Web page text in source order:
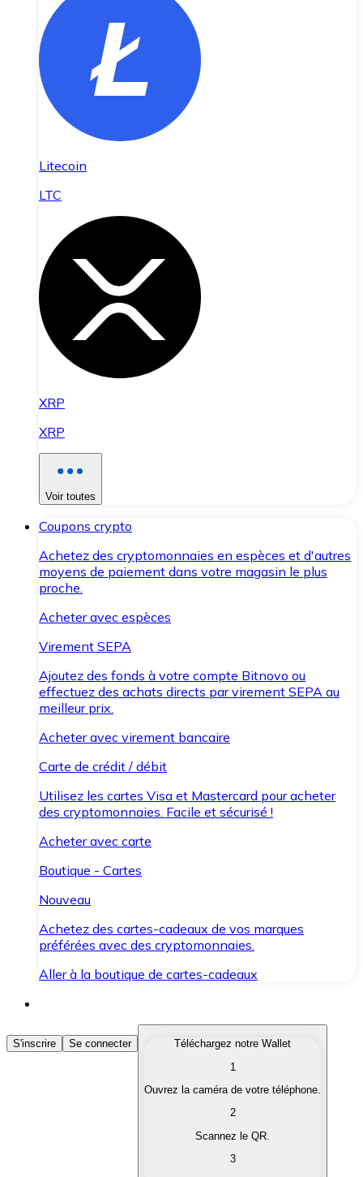
Litecoin
LTC
XRP
XRP
Voir toutes
Coupons crypto
Achetez des cryptomonnaies en espèces et d'autres
moyens de paiement dans votre magasin le plus
proche.
Acheter avec espèces
Virement SEPA
Ajoutez des fonds à votre compte Bitnovo ou
effectuez des achats directs par virement SEPA au
meilleur prix.
Acheter avec virement bancaire
Carte de crédit / débit
Utilisez les cartes Visa et Mastercard pour acheter
des cryptomonnaies. Facile et sécurisé !
Acheter avec carte
Boutique - Cartes
Nouveau
Achetez des cartes-cadeaux de vos marques
préférées avec des cryptomonnaies.
Aller à la boutique de cartes-cadeaux
Acheter des Cryptomonnaies
Achetez les cryptomonnaies qui vous intéressent
Convertissez vos cryptomonnaies en monnaie
S'inscrire Se connecter
Téléchargez notre Wallet
1
Ouvrez la caméra de votre téléphone.
2
Scannez le QR.
3